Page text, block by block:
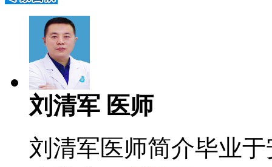
刘清军 医师
刘清军医师简介毕业